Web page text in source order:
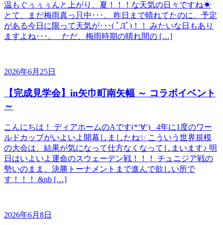
温もぐぅぅぅんと上がり、夏！！！な天気の日々ですね☀
とて、まだ梅雨真っ只中･･･。 昨日まで晴れてたのに、予定
がある今日に限って天気が･･･( ﾟДﾟ)！！ みたいな日もあり
ますよね･･･。 ただ、梅雨時期の晴れ間の […]
2026年6月25日
【完成見学会】in矢巾町南矢幅 ～ コラボイベント
～
こんにちは！ ディアホームのAです(*‘∀‘) 4年に1度のワー
ルドカップがいよいよ開幕しましたね✨ こういう世界規模
の大会は、結果が気になって仕方なくなってしまいます♪ 明
日はいよいよ運命のスウェーデン戦！！！ チュニジア戦の
勢いのまま、決勝トーナメントまで進んで欲しい所で
す！！！ &nb […]
2026年6月8日